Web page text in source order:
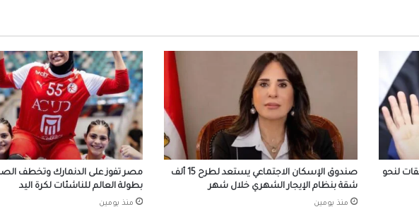
محركات البحث
بيزيرا يخبر الزمالك برغبته في الانتقال إلى
أهلي دبي الإماراتي
المسلماني يهدي سفير أندونيسيا أغاني أم
وكتاب ماسبيرو “إسلام بلا أحزاب”
لنحو
صندوق الإسكان الاجتماعي يستعد لطرح 15 ألف
شقة بنظام الإيجار الشهري خلال شهر
منذ يومين
مصر تفوز على الدنمارك وتخطف
بطولة العالم للناشئات لكرة اليد
منذ يومين